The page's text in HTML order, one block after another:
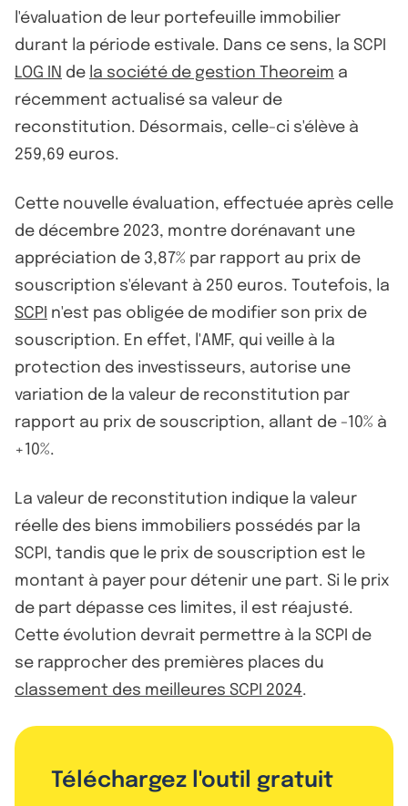
l'évaluation de leur portefeuille immobilier
durant la période estivale. Dans ce sens, la SCPI
LOG IN de la société de gestion Theoreim a
récemment actualisé sa valeur de
reconstitution. Désormais, celle-ci s'élève à
259,69 euros.
Cette nouvelle évaluation, effectuée après celle
de décembre 2023, montre dorénavant une
appréciation de 3,87% par rapport au prix de
souscription s'élevant à 250 euros. Toutefois, la
SCPI n'est pas obligée de modifier son prix de
souscription. En effet, l'AMF, qui veille à la
protection des investisseurs, autorise une
variation de la valeur de reconstitution par
rapport au prix de souscription, allant de -10% à
+10%.
La valeur de reconstitution indique la valeur
réelle des biens immobiliers possédés par la
SCPI, tandis que le prix de souscription est le
montant à payer pour détenir une part. Si le prix
de part dépasse ces limites, il est réajusté.
Cette évolution devrait permettre à la SCPI de
se rapprocher des premières places du
classement des meilleures SCPI 2024.
Téléchargez l'outil gratuit